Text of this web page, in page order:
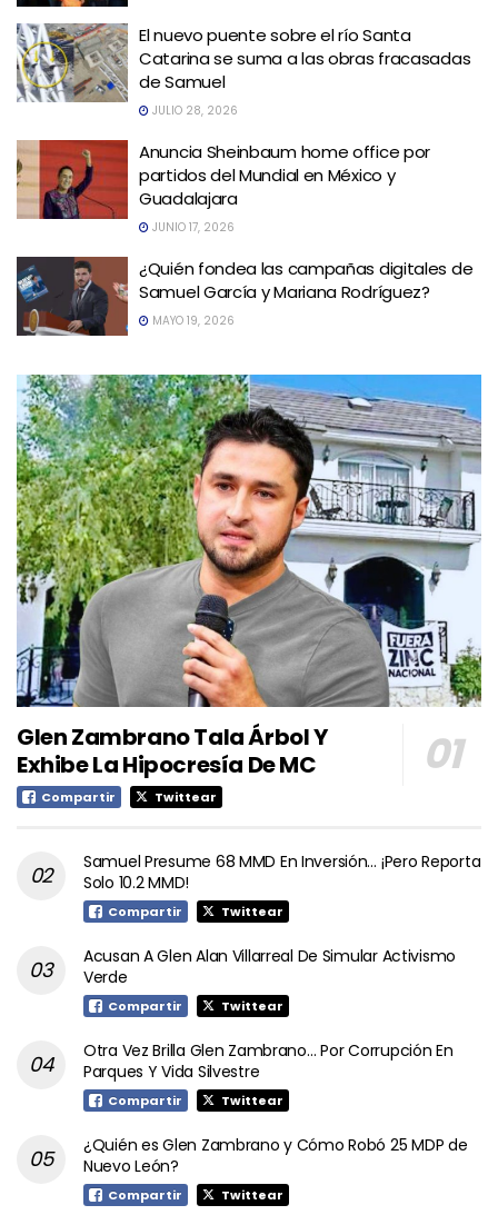
El nuevo puente sobre el río Santa
Catarina se suma a las obras fracasadas
de Samuel
JULIO 28, 2026
Anuncia Sheinbaum home office por
partidos del Mundial en México y
Guadalajara
JUNIO 17, 2026
¿Quién fondea las campañas digitales de
Samuel García y Mariana Rodríguez?
MAYO 19, 2026
Glen Zambrano Tala Árbol Y
Exhibe La Hipocresía De MC
Compartir Twittear
Samuel Presume 68 MMD En Inversión… ¡Pero Reporta
Solo 10.2 MMD!
Compartir Twittear
Acusan A Glen Alan Villarreal De Simular Activismo
Verde
Compartir Twittear
Otra Vez Brilla Glen Zambrano… Por Corrupción En
Parques Y Vida Silvestre
Compartir Twittear
¿Quién es Glen Zambrano y Cómo Robó 25 MDP de
Nuevo León?
Compartir Twittear